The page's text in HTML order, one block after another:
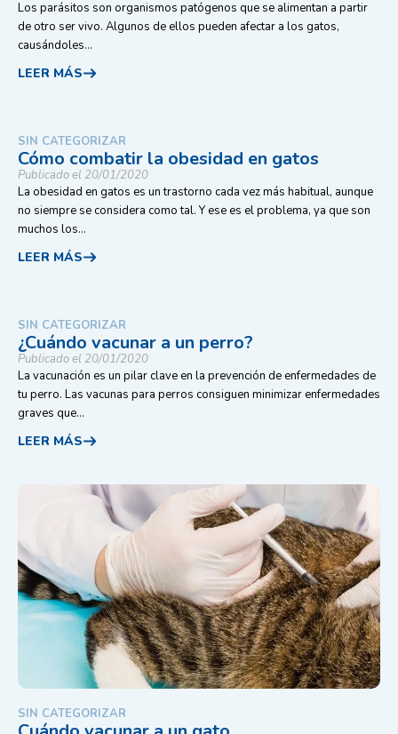
Los parásitos son organismos patógenos que se alimentan a partir
de otro ser vivo. Algunos de ellos pueden afectar a los gatos,
causándoles...
LEER MÁS
SIN CATEGORIZAR
Cómo combatir la obesidad en gatos
Publicado el 20/01/2020
La obesidad en gatos es un trastorno cada vez más habitual, aunque
no siempre se considera como tal. Y ese es el problema, ya que son
muchos los...
LEER MÁS
SIN CATEGORIZAR
¿Cuándo vacunar a un perro?
Publicado el 20/01/2020
La vacunación es un pilar clave en la prevención de enfermedades de
tu perro. Las vacunas para perros consiguen minimizar enfermedades
graves que...
LEER MÁS
SIN CATEGORIZAR